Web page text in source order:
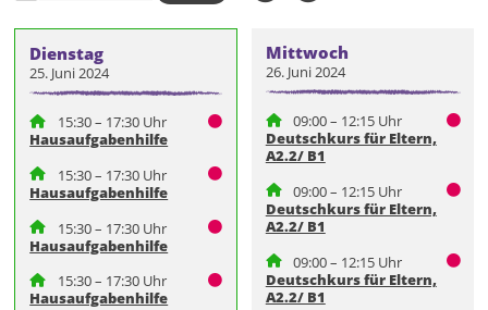
Dienstag
25. Juni 2024
15:30 – 17:30 Uhr
Hausaufgabenhilfe
15:30 – 17:30 Uhr
Hausaufgabenhilfe
15:30 – 17:30 Uhr
Hausaufgabenhilfe
15:30 – 17:30 Uhr
Hausaufgabenhilfe
Mittwoch
26. Juni 2024
09:00 – 12:15 Uhr
Deutschkurs für Eltern,
A2.2/ B1
09:00 – 12:15 Uhr
Deutschkurs für Eltern,
A2.2/ B1
09:00 – 12:15 Uhr
Deutschkurs für Eltern,
A2.2/ B1